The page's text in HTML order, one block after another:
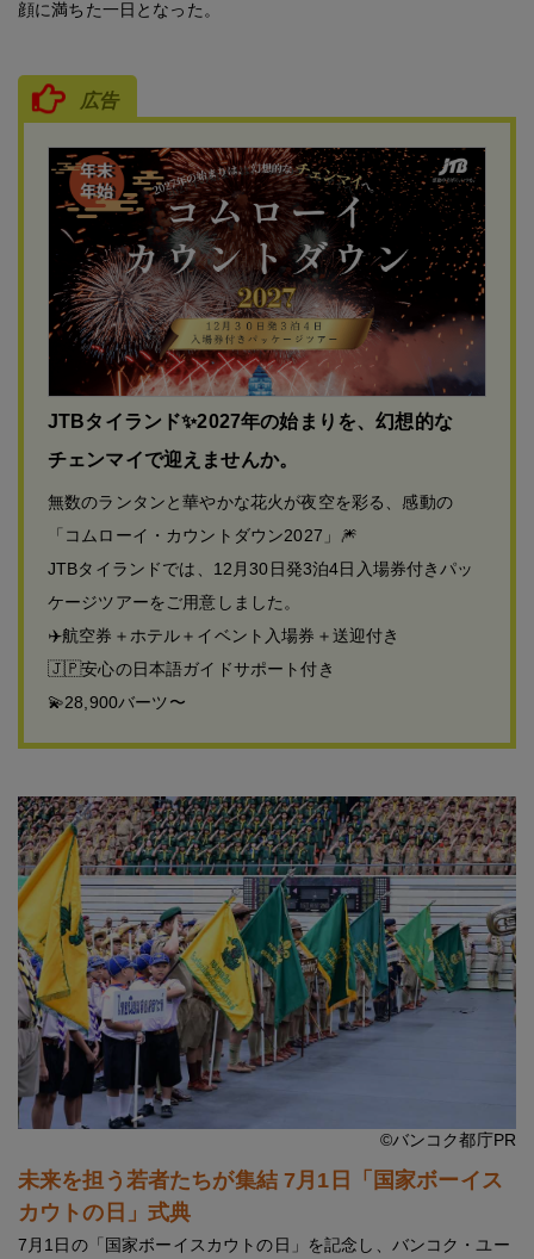
顔に満ちた一日となった。
広告
JTBタイランド✨2027年の始まりを、幻想的な
チェンマイで迎えませんか。
無数のランタンと華やかな花火が夜空を彩る、感動の
「コムローイ・カウントダウン2027」🎆
JTBタイランドでは、12月30日発3泊4日入場券付きパッ
ケージツアーをご用意しました。
✈️航空券＋ホテル＋イベント入場券＋送迎付き
🇯🇵安心の日本語ガイドサポート付き
💫28,900バーツ〜
©バンコク都庁PR
未来を担う若者たちが集結 7月1日「国家ボーイス
カウトの日」式典
7月1日の「国家ボーイスカウトの日」を記念し、バンコク・ユー